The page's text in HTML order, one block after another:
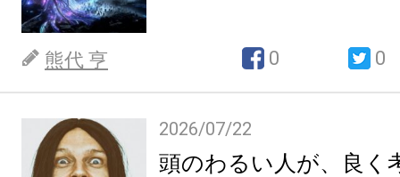
熊代 亨 0 0
2026/07/22
頭のわるい人が、良く